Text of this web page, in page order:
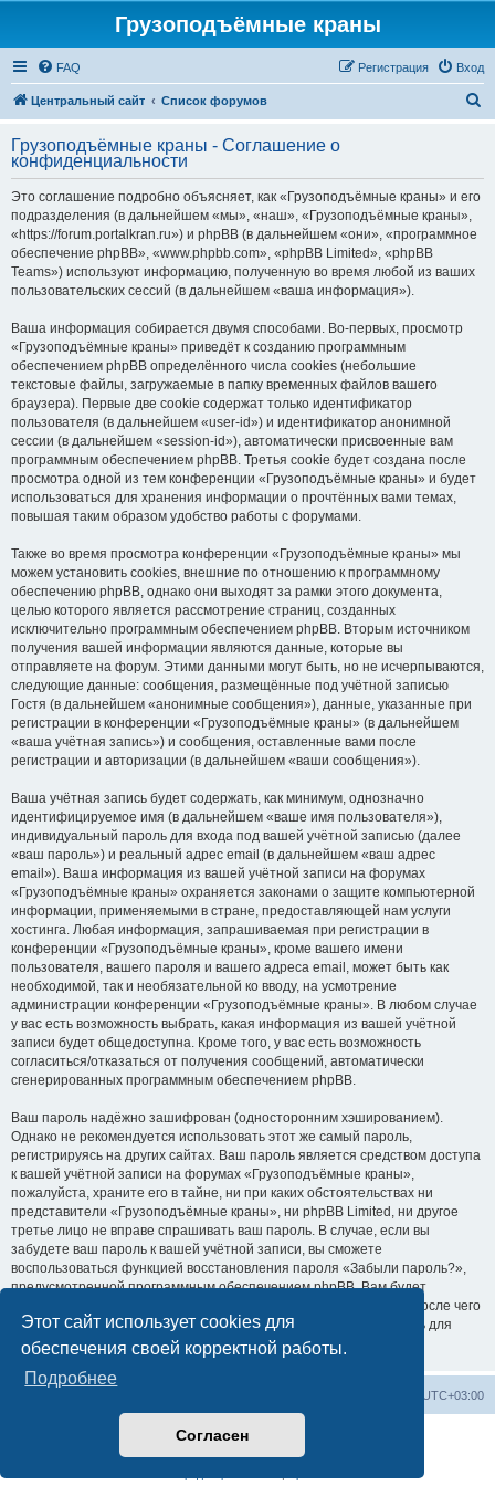
Этот сайт использует cookies для
обеспечения своей корректной работы.
Подробнее
Согласен
Грузоподъёмные краны
FAQ Вход
Регистрация
Центральный сайт Список форумов
с
Грузоподъёмные краны - Соглашение о
конфиденциальности
Это соглашение подробно объясняет, как «Грузоподъёмные краны» и его
подразделения (в дальнейшем «мы», «наш», «Грузоподъёмные краны»,
«https://forum.portalkran.ru») и phpBB (в дальнейшем «они», «программное
обеспечение phpBB», «www.phpbb.com», «phpBB Limited», «phpBB
Teams») используют информацию, полученную во время любой из ваших
пользовательских сессий (в дальнейшем «ваша информация»).
Ваша информация собирается двумя способами. Во-первых, просмотр
«Грузоподъёмные краны» приведёт к созданию программным
обеспечением phpBB определённого числа cookies (небольшие
текстовые файлы, загружаемые в папку временных файлов вашего
браузера). Первые две cookie содержат только идентификатор
пользователя (в дальнейшем «user-id») и идентификатор анонимной
сессии (в дальнейшем «session-id»), автоматически присвоенные вам
программным обеспечением phpBB. Третья cookie будет создана после
просмотра одной из тем конференции «Грузоподъёмные краны» и будет
использоваться для хранения информации о прочтённых вами темах,
повышая таким образом удобство работы с форумами.
Также во время просмотра конференции «Грузоподъёмные краны» мы
можем установить cookies, внешние по отношению к программному
обеспечению phpBB, однако они выходят за рамки этого документа,
целью которого является рассмотрение страниц, созданных
исключительно программным обеспечением phpBB. Вторым источником
получения вашей информации являются данные, которые вы
отправляете на форум. Этими данными могут быть, но не исчерпываются,
следующие данные: сообщения, размещённые под учётной записью
Гостя (в дальнейшем «анонимные сообщения»), данные, указанные при
регистрации в конференции «Грузоподъёмные краны» (в дальнейшем
«ваша учётная запись») и сообщения, оставленные вами после
регистрации и авторизации (в дальнейшем «ваши сообщения»).
Ваша учётная запись будет содержать, как минимум, однозначно
идентифицируемое имя (в дальнейшем «ваше имя пользователя»),
индивидуальный пароль для входа под вашей учётной записью (далее
«ваш пароль») и реальный адрес email (в дальнейшем «ваш адрес
email»). Ваша информация из вашей учётной записи на форумах
«Грузоподъёмные краны» охраняется законами о защите компьютерной
информации, применяемыми в стране, предоставляющей нам услуги
хостинга. Любая информация, запрашиваемая при регистрации в
конференции «Грузоподъёмные краны», кроме вашего имени
пользователя, вашего пароля и вашего адреса email, может быть как
необходимой, так и необязательной ко вводу, на усмотрение
администрации конференции «Грузоподъёмные краны». В любом случае
у вас есть возможность выбрать, какая информация из вашей учётной
записи будет общедоступна. Кроме того, у вас есть возможность
согласиться/отказаться от получения сообщений, автоматически
сгенерированных программным обеспечением phpBB.
Ваш пароль надёжно зашифрован (односторонним хэшированием).
Однако не рекомендуется использовать этот же самый пароль,
регистрируясь на других сайтах. Ваш пароль является средством доступа
к вашей учётной записи на форумах «Грузоподъёмные краны»,
пожалуйста, храните его в тайне, ни при каких обстоятельствах ни
представители «Грузоподъёмные краны», ни phpBB Limited, ни другое
третье лицо не вправе спрашивать ваш пароль. В случае, если вы
забудете ваш пароль к вашей учётной записи, вы сможете
воспользоваться функцией восстановления пароля «Забыли пароль?»,
предусмотренной программным обеспечением phpBB. Вам будет
необходимо ввести ваше имя пользователя и ваш адрес email, после чего
программное обеспечение phpBB сгенерирует вам новый пароль для
вашей учётной записи.
UTC+03:00
Создано на основеphpBB® Forum Software © phpBB Limited
Русская поддержка phpBB